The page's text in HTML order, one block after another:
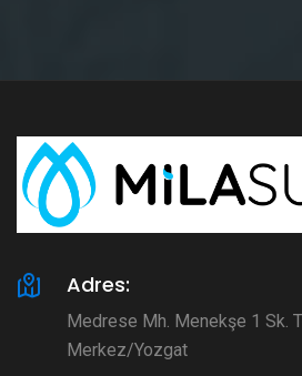
Adres:
Medrese Mh. Menekşe 1 Sk.
Merkez/Yozgat